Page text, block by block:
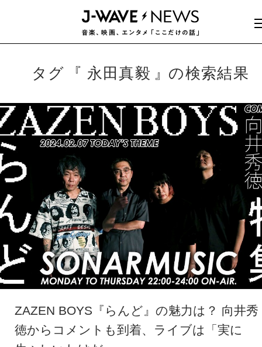
タグ 永田真毅 の検索結果
ZAZEN BOYS『らんど』の魅力は？ 向井秀
徳からコメントも到着、ライブは「実に